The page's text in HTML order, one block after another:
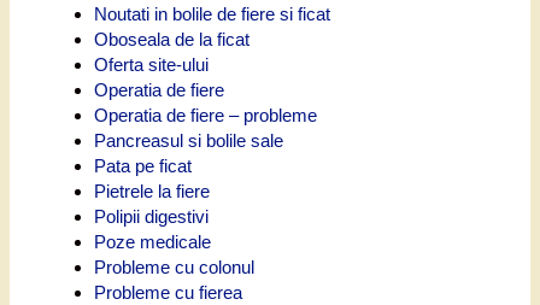
Noutati in bolile de fiere si ficat
Oboseala de la ficat
Oferta site-ului
Operatia de fiere
Operatia de fiere – probleme
Pancreasul si bolile sale
Pata pe ficat
Pietrele la fiere
Polipii digestivi
Poze medicale
Probleme cu colonul
Probleme cu fierea